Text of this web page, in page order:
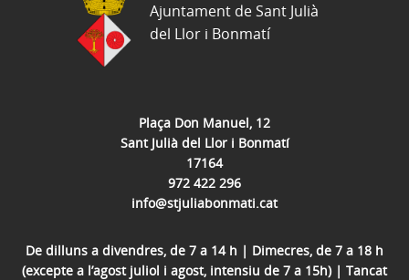
Plaça Don Manuel, 12
Sant Julià del Llor i Bonmatí
17164
972 422 296
info@stjuliabonmati.cat
De dilluns a divendres, de 7 a 14 h | Dimecres, de 7 a 18 h
(excepte a l’agost juliol i agost, intensiu de 7 a 15h) | Tancat
Ajuntament de Sant Julià
del Llor i Bonmatí